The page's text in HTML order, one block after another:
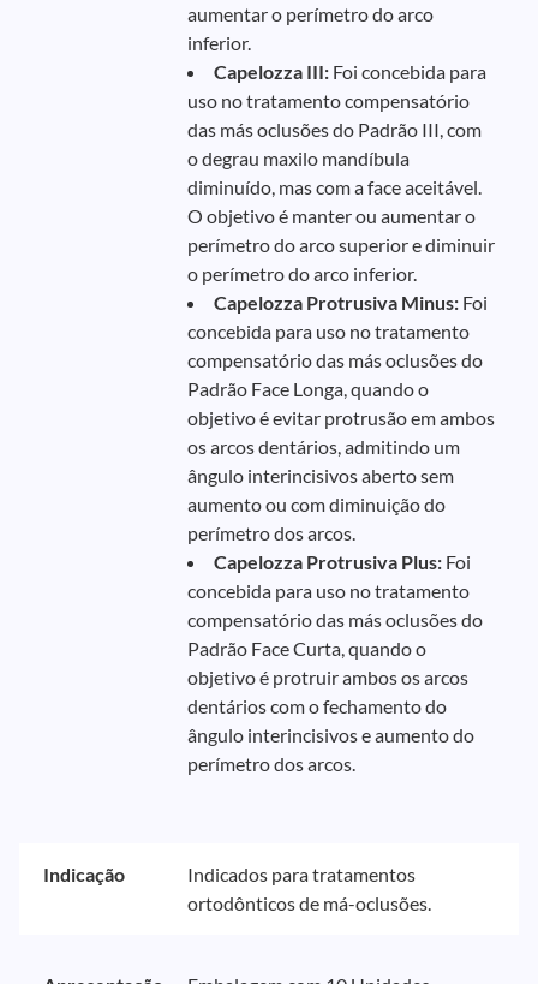
aumentar o perímetro do arco
inferior.
Capelozza III: Foi concebida para
uso no tratamento compensatório
das más oclusões do Padrão III, com
o degrau maxilo mandíbula
diminuído, mas com a face aceitável.
O objetivo é manter ou aumentar o
perímetro do arco superior e diminuir
o perímetro do arco inferior.
Capelozza Protrusiva Minus: Foi
concebida para uso no tratamento
compensatório das más oclusões do
Padrão Face Longa, quando o
objetivo é evitar protrusão em ambos
os arcos dentários, admitindo um
ângulo interincisivos aberto sem
aumento ou com diminuição do
perímetro dos arcos.
Capelozza Protrusiva Plus: Foi
concebida para uso no tratamento
compensatório das más oclusões do
Padrão Face Curta, quando o
objetivo é protruir ambos os arcos
dentários com o fechamento do
ângulo interincisivos e aumento do
perímetro dos arcos.
Indicação
Indicados para tratamentos
ortodônticos de má-oclusões.